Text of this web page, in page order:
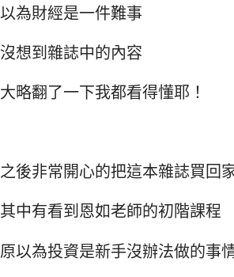
以為財經是一件難事
沒想到雜誌中的內容
大略翻了一下我都看得懂耶！
之後非常開心的把這本雜誌買回
其中有看到恩如老師的初階課程
原以為投資是新手沒辦法做的事